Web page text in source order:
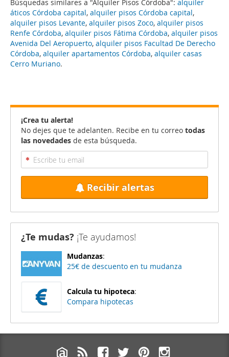
Búsquedas similares a "Alquiler Pisos Córdoba": alquiler
áticos Córdoba capital, alquiler pisos Córdoba capital,
alquiler pisos Levante, alquiler pisos Zoco, alquiler pisos
Renfe Córdoba, alquiler pisos Fátima Córdoba, alquiler pisos
Avenida Del Aeropuerto, alquiler pisos Facultad De Derecho
Córdoba, alquiler apartamentos Córdoba, alquiler casas
Cerro Muriano.
¡Crea tu alerta!
No dejes que te adelanten. Recibe en tu correo todas
las novedades de esta búsqueda.
Recibir alertas
¿Te mudas? ¡Te ayudamos!
Mudanzas:
25€ de descuento en tu mudanza
Calcula tu hipoteca:
Compara hipotecas